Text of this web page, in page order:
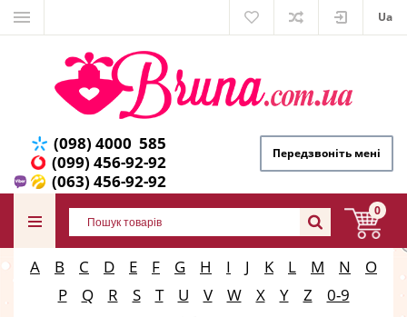
Ua
(098) 4000 585
(099) 456-92-92
(063) 456-92-92
Передзвоніть мені
0
A B C D E F G H I J K L M N
O
P
Q R S T U V W X Y Z
0-9